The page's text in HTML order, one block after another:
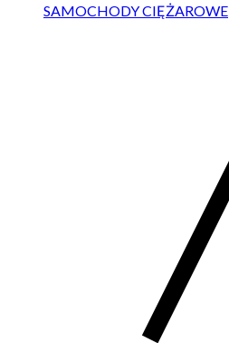
SAMOCHODY CIĘŻAROWE